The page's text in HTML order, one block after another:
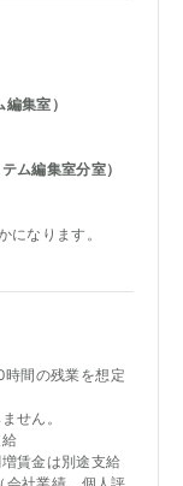
集室）
ム編集室分室）
になります。
間の残業を想定
せん。
賃金は別途支給